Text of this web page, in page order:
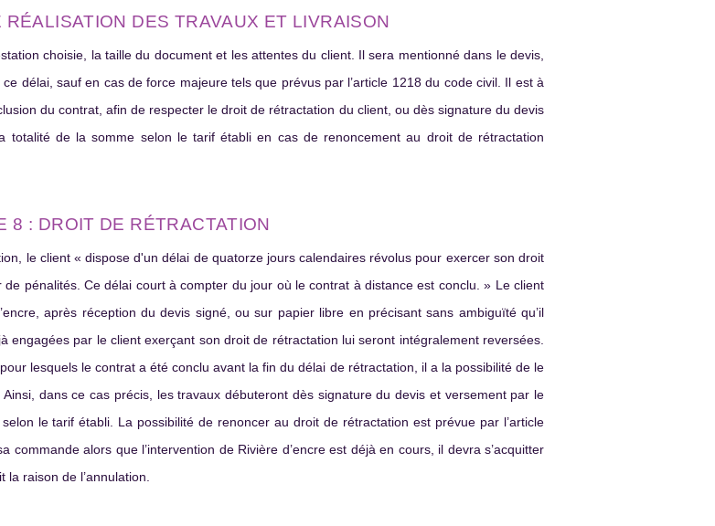
DES TRAVAUX ET LIVRAISON
choisie, la taille du document et les attentes du client. Il sera mentionné dans le devis,
délai, sauf en cas de force majeure tels que prévus par l’article 1218 du code civil. Il est à
du contrat, afin de respecter le droit de rétractation du client, ou dès signature du devis
totalité de la somme selon le tarif établi en cas de renoncement au droit de rétractation
8 : DROIT DE RÉTRACTATION
le client « dispose d'un délai de quatorze jours calendaires révolus pour exercer son droit
pénalités. Ce délai court à compter du jour où le contrat à distance est conclu. » Le client
après réception du devis signé, ou sur papier libre en précisant sans ambiguïté qu’il
engagées par le client exerçant son droit de rétractation lui seront intégralement reversées.
lesquels le contrat a été conclu avant la fin du délai de rétractation, il a la possibilité de le
dans ce cas précis, les travaux débuteront dès signature du devis et versement par le
le tarif établi. La possibilité de renoncer au droit de rétractation est prévue par l’article
alors que l’intervention de Rivière d’encre est déjà en cours, il devra s’acquitter
raison de l’annulation.